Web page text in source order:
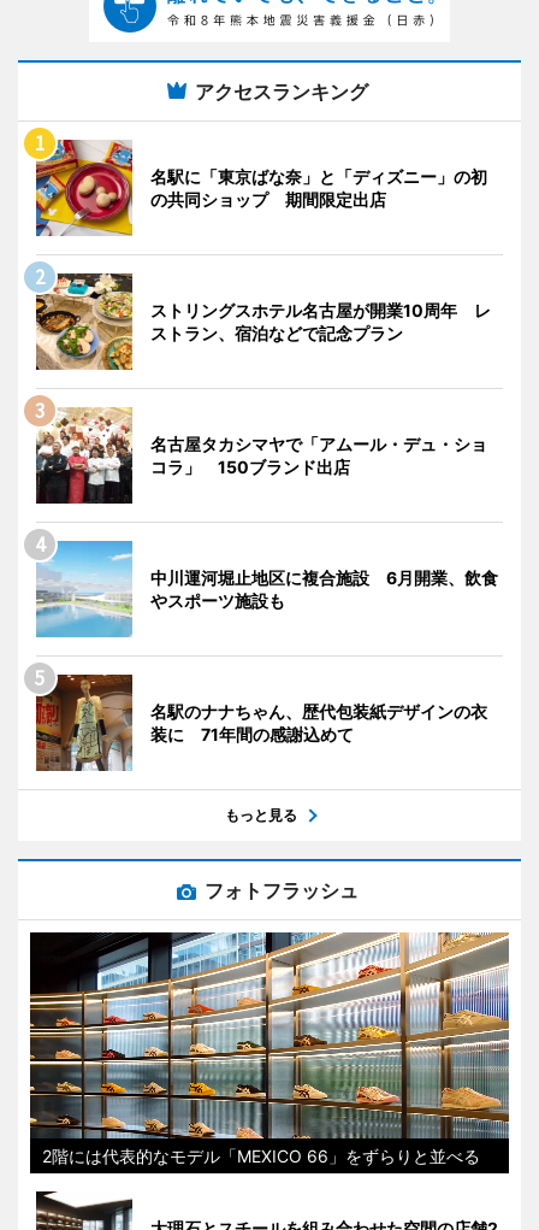
アクセスランキング
名駅に「東京ばな奈」と「ディズニー」の初
の共同ショップ 期間限定出店
ストリングスホテル名古屋が開業10周年 レ
ストラン、宿泊などで記念プラン
名古屋タカシマヤで「アムール・デュ・ショ
コラ」 150ブランド出店
中川運河堀止地区に複合施設 6月開業、飲食
やスポーツ施設も
名駅のナナちゃん、歴代包装紙デザインの衣
装に 71年間の感謝込めて
もっと見る
フォトフラッシュ
2階には代表的なモデル「MEXICO 66」をずらりと並べる